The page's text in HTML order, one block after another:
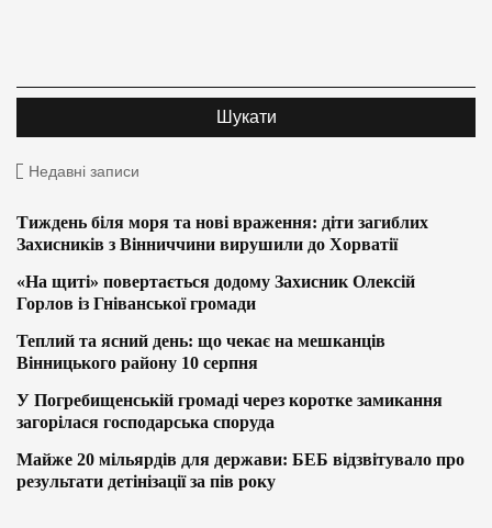
Недавні записи
Тиждень біля моря та нові враження: діти загиблих
Захисників з Вінниччини вирушили до Хорватії
«На щиті» повертається додому Захисник Олексій
Горлов із Гніванської громади
Теплий та ясний день: що чекає на мешканців
Вінницького району 10 серпня
У Погребищенській громаді через коротке замикання
загорілася господарська споруда
Майже 20 мільярдів для держави: БЕБ відзвітувало про
результати детінізації за пів року